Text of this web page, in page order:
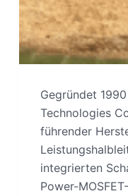
Gegründet
Technologies
führender
integrierten
Power-